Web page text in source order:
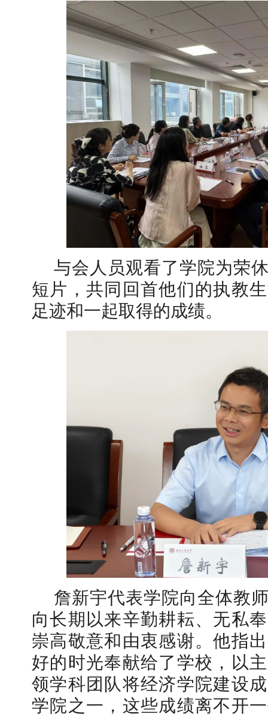
与会人员观看了学院为荣
短片，共同回首他们的执教
足迹和一起取得的成绩。
詹新宇代表学院向全体教
向长期以来辛勤耕耘、无私
崇高敬意和由衷感谢。他指
好的时光奉献给了学校，以
领学科团队将经济学院建设
学院之一，这些成绩离不开
北工商光影——2026年北工商的夏